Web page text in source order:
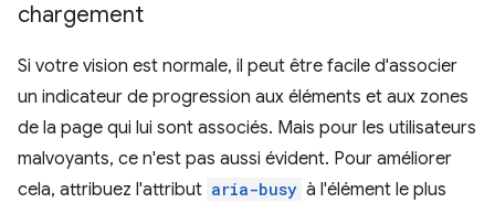
chargement
Si votre vision est normale, il peut être facile d'associer
un indicateur de progression aux éléments et aux zones
de la page qui lui sont associés. Mais pour les utilisateurs
malvoyants, ce n'est pas aussi évident. Pour améliorer
cela, attribuez l'attribut aria-busy à l'élément le plus